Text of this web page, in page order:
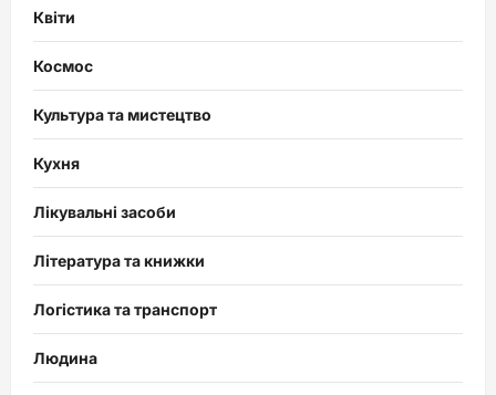
Квіти
Космос
Культура та мистецтво
Кухня
Лікувальні засоби
Література та книжки
Логістика та транспорт
Людина